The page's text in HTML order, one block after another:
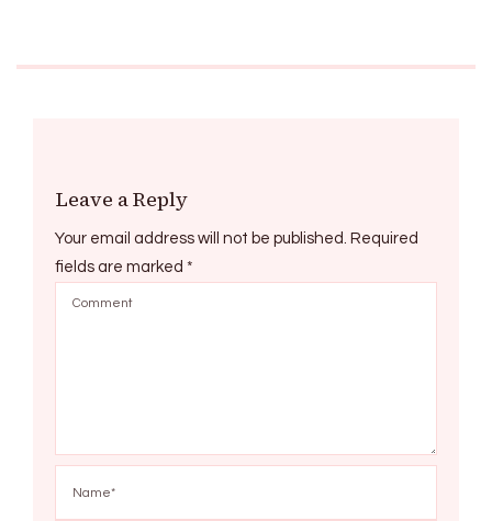
Leave a Reply
Your email address will not be published.
Required
fields are marked *